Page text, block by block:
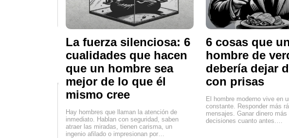
La fuerza silenciosa: 6
cualidades que hacen
que un hombre sea
mejor de lo que él
mismo cree
Hay hombres que llaman la atención de
inmediato. Hablan con seguridad, saben
atraer las miradas, tienen carisma, un
ingenio afilado o impresionan por…
6 cosas que
hombre de
debería dejar
con prisas
El hombre moderno vive en
constante. Responder más
mensajes. Ganar dinero más
decisiones cuanto antes.…